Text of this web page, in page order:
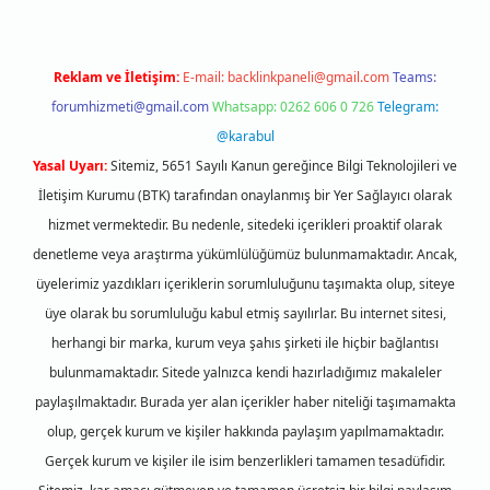
Reklam ve İletişim: E-mail: backlinkpaneli@gmail.comTeams:
forumhizmeti@gmail.comWhatsapp: 0262 606 0 726Telegram:
@karabul
Yasal Uyarı:Sitemiz, 5651 Sayılı Kanun gereğince Bilgi Teknolojileri ve
İletişim Kurumu (BTK) tarafından onaylanmış bir Yer Sağlayıcı olarak
hizmet vermektedir. Bu nedenle, sitedeki içerikleri proaktif olarak
denetleme veya araştırma yükümlülüğümüz bulunmamaktadır. Ancak,
üyelerimiz yazdıkları içeriklerin sorumluluğunu taşımakta olup, siteye
üye olarak bu sorumluluğu kabul etmiş sayılırlar. Bu internet sitesi,
herhangi bir marka, kurum veya şahıs şirketi ile hiçbir bağlantısı
bulunmamaktadır. Sitede yalnızca kendi hazırladığımız makaleler
paylaşılmaktadır. Burada yer alan içerikler haber niteliği taşımamakta
olup, gerçek kurum ve kişiler hakkında paylaşım yapılmamaktadır.
Gerçek kurum ve kişiler ile isim benzerlikleri tamamen tesadüfidir.